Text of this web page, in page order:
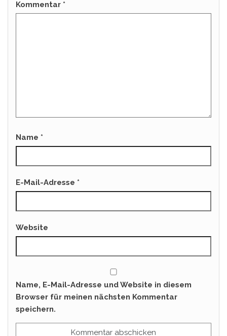
Kommentar *
Name *
E-Mail-Adresse *
Website
Name, E-Mail-Adresse und Website in diesem
Browser für meinen nächsten Kommentar
speichern.